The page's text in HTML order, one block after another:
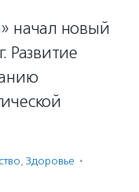
начал новый
Развитие
, Здоровье ·